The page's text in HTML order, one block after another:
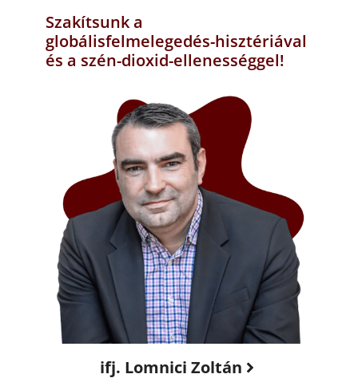
Szakítsunk a
globálisfelmelegedés-hisztériával
és a szén-dioxid-ellenességgel!
ifj. Lomnici Zoltán